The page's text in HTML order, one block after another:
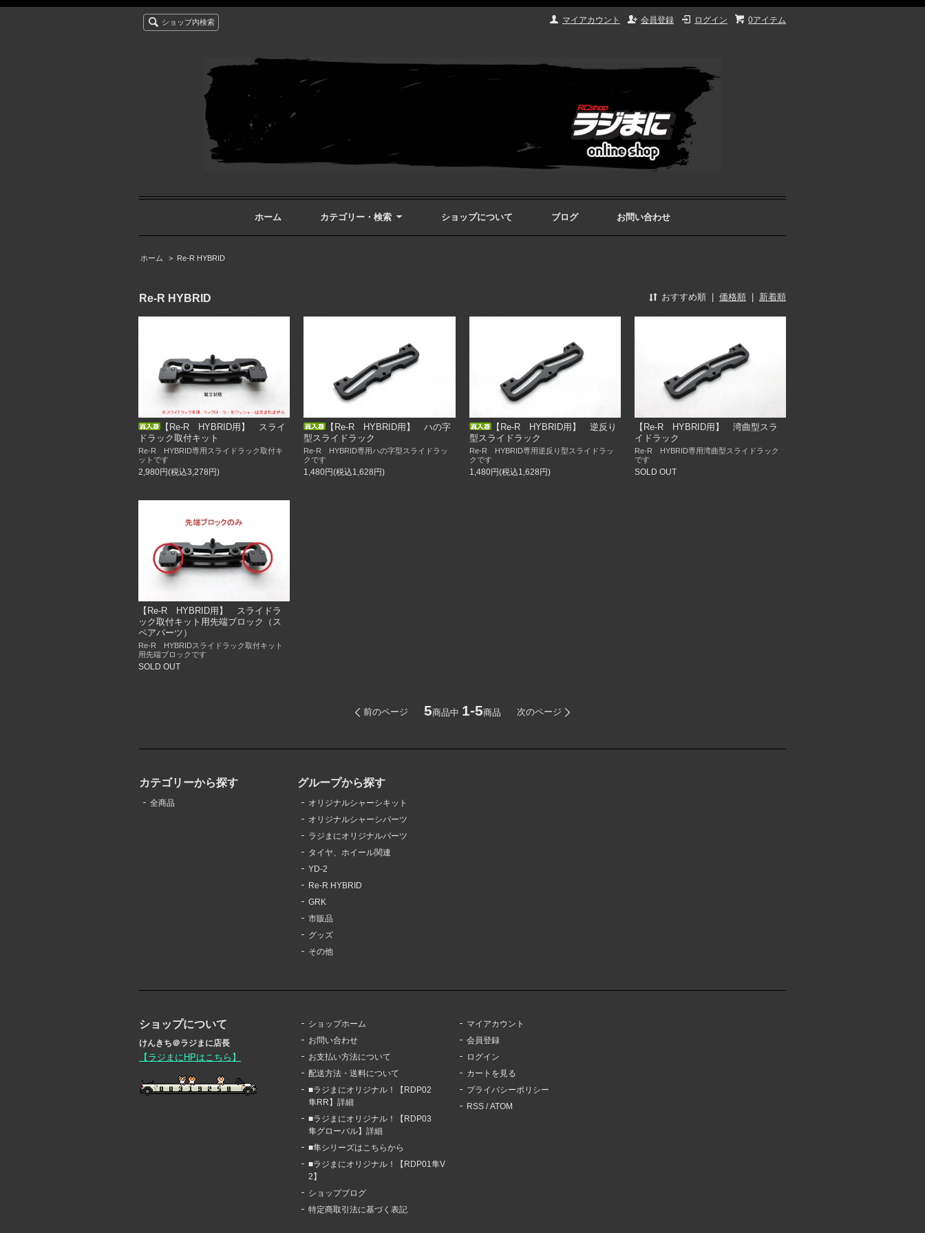
0アイテム
ログイン
会員登録
マイアカウント
ショップ内検索
ホーム カテゴリー・検索 ショップについて ブログ お問い合わせ
ホーム > Re-R HYBRID
Re-R HYBRID おすすめ順 価格順 新着順
【Re-R HYBRID用】 スライ
ドラック取付キット
Re-R HYBRID専用スライドラック取付キ
ットです
2,980円(税込3,278円)
【Re-R HYBRID用】 ハの字
型スライドラック
Re-R HYBRID専用ハの字型スライドラッ
クです
1,480円(税込1,628円)
【Re-R HYBRID用】 逆反り
型スライドラック
Re-R HYBRID専用逆反り型スライドラッ
クです
1,480円(税込1,628円)
【Re-R HYBRID用】 湾曲型スラ
イドラック
Re-R HYBRID専用湾曲型スライドラック
です
SOLD OUT
【Re-R HYBRID用】 スライドラ
ック取付キット用先端ブロック（ス
ペアパーツ）
Re-R HYBRIDスライドラック取付キット
用先端ブロックです
SOLD OUT
前のページ 5商品中 1-5商品 次のページ
カテゴリーから探す
全商品
グループから探す
オリジナルシャーシキット
オリジナルシャーシパーツ
ラジまにオリジナルパーツ
タイヤ、ホイール関連
YD-2
Re-R HYBRID
GRK
市販品
グッズ
その他
ショップについて
けんきち＠ラジまに店長
【ラジまにHPはこちら】
ショップホーム
お問い合わせ
お支払い方法について
配送方法・送料について
■ラジまにオリジナル！【RDP02
隼RR】詳細
■ラジまにオリジナル！【RDP03
隼グローバル】詳細
■隼シリーズはこちらから
■ラジまにオリジナル！【RDP01隼V
2】
ショップブログ
特定商取引法に基づく表記
マイアカウント
会員登録
ログイン
カートを見る
プライバシーポリシー
RSS /ATOM